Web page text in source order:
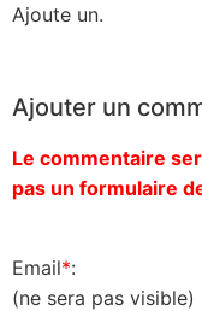
Ajoute un.
Ajouter un
Le commentaire
pas un formulaire
Email*:
(ne sera pas visible)